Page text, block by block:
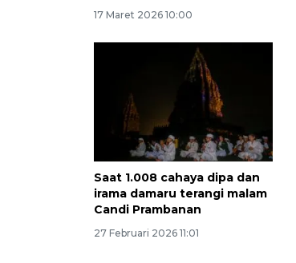
17 Maret 2026 10:00
Saat 1.008 cahaya dipa dan
irama damaru terangi malam
Candi Prambanan
27 Februari 2026 11:01